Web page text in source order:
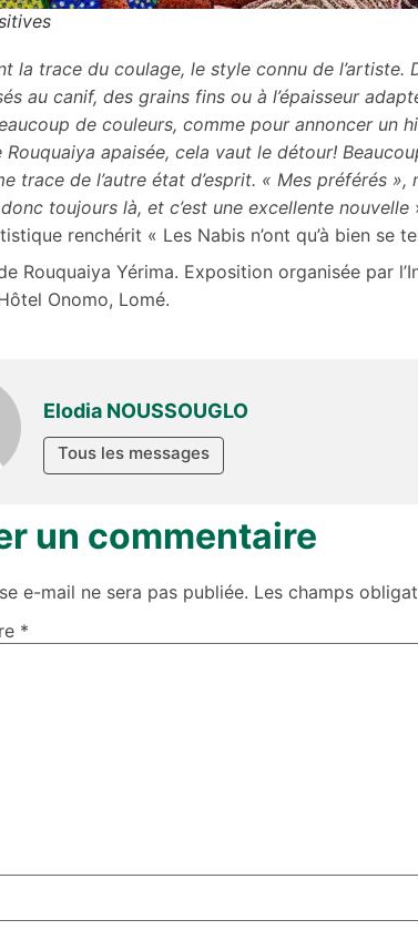
la trace du coulage, le style connu de l’artiste.
au canif, des grains fins ou à l’épaisseur
de couleurs, comme pour annoncer un
Rouquaiya apaisée, cela vaut le détour!
trace de l’autre état d’esprit. « Mes préférés
toujours là, et c’est une excellente nouvelle
renchérit « Les Nabis n’ont qu’à bien se
Rouquaiya Yérima. Exposition organisée par
Onomo, Lomé.
Elodia
Elodia NOUSSOUGLO
Tous les messages
un commentaire
e-mail ne sera pas publiée. Les champs
*